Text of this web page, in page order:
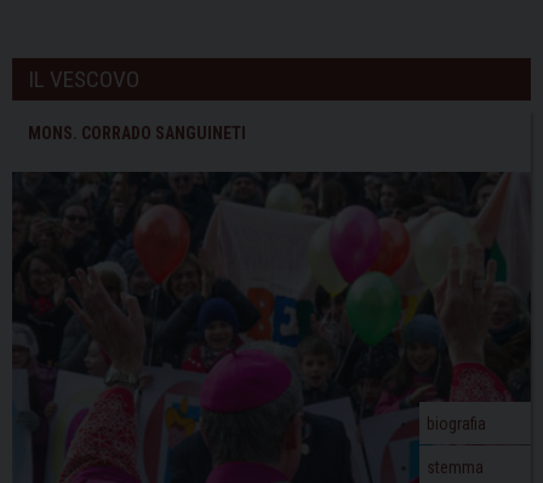
della
Cattedrale
o
s
a
t
IL VESCOVO
MONS. CORRADO SANGUINETI
biografia
stemma